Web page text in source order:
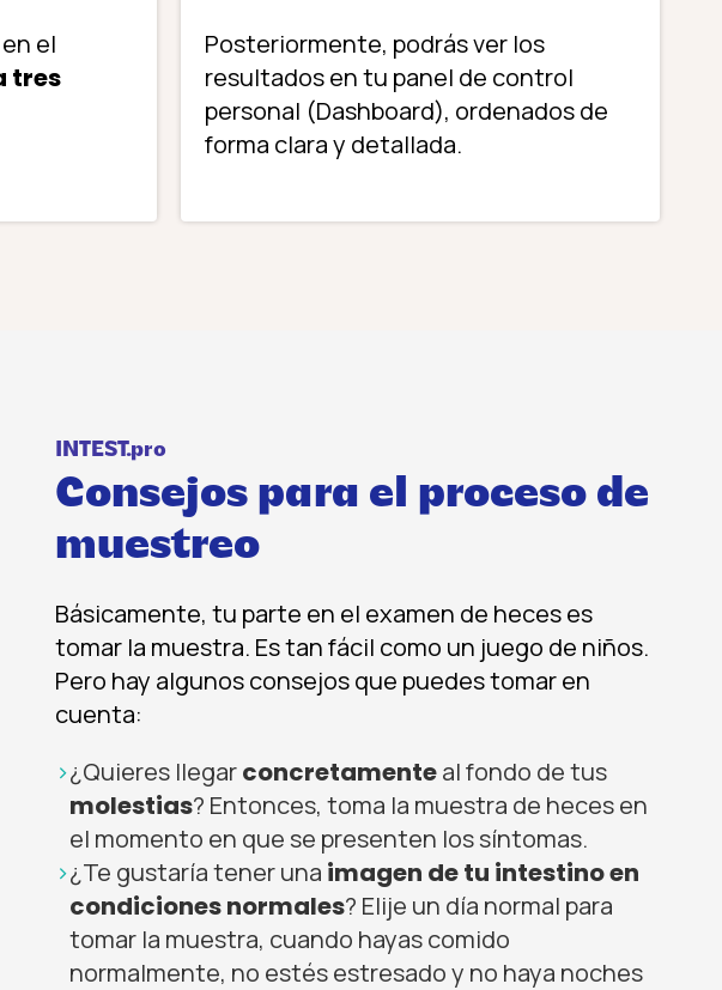
el
tres
Posteriormente, podrás ver los
resultados en tu panel de control
personal (Dashboard), ordenados de
forma clara y detallada.
INTEST.pro
Consejos para el proceso de
muestreo
Básicamente, tu parte en el examen de heces es
tomar la muestra. Es tan fácil como un juego de niños.
Pero hay algunos consejos que puedes tomar en
cuenta:
¿Quieres llegarconcretamenteal fondo de tus
molestias? Entonces, toma la muestra de heces en
el momento en que se presenten los síntomas.
¿Te gustaría tener una imagen de tu intestino en
condiciones normales? Elije un día normal para
tomar la muestra, cuando hayas comido
normalmente, no estés estresado y no haya noches